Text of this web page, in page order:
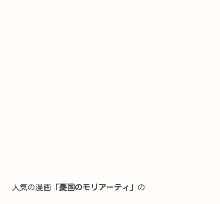
人気の漫画 「憂国のモリアーティ」 の